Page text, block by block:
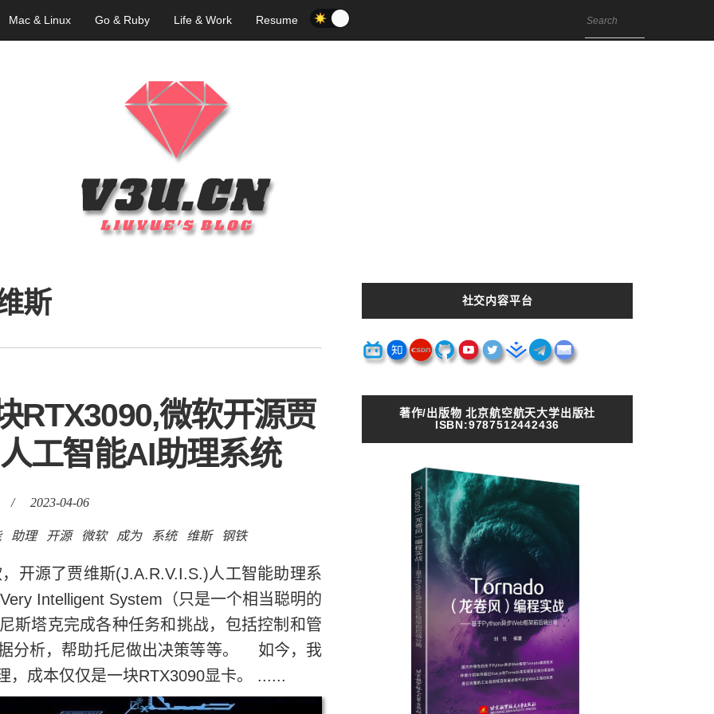
Mac & Linux Go & Ruby Life & Work Resume
斯
RTX3090,微软开源贾
工智能AI助理系统
/ 2023-04-06
助理 开源 微软 成为 系统 维斯 钢铁
开源了贾维斯(J.A.R.V.I.S.)人工智能助理系
Intelligent System（只是一个相当聪明的
斯塔克完成各种任务和挑战，包括控制和管
分析，帮助托尼做出决策等等。 如今，我
，成本仅仅是一块RTX3090显卡。 ......
社交内容平台
著作/出版物 北京航空航天大学出版社
ISBN:9787512442436